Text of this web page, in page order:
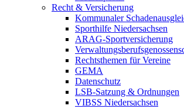
Recht & Versicherung
Kommunaler
Sporthilfe Niedersachsen
ARAG-Sportversicherung
Rechtsthemen für Vereine
GEMA
Datenschutz
LSB-Satzung & Ordnungen
VIBSS Niedersachsen